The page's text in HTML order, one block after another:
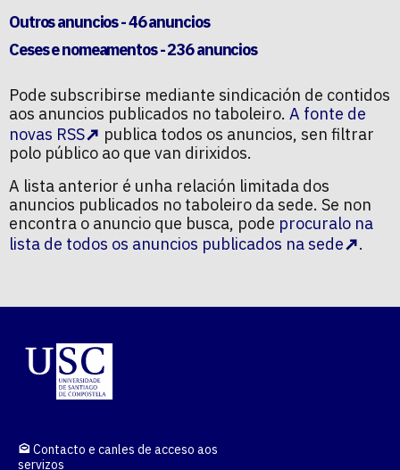
Outros anuncios- 46 anuncios
Ceses e nomeamentos- 236 anuncios
Pode subscribirse mediante sindicación de contidos
aos anuncios publicados no taboleiro. A fonte de
novas RSS
publica todos os anuncios, sen filtrar
polo público ao que van dirixidos.
A lista anterior é unha relación limitada dos
anuncios publicados no taboleiro da sede. Se non
encontra o anuncio que busca, pode procuralo na
lista de todos os anuncios publicados na sede
.
Contacto e canles de acceso aos
servizos